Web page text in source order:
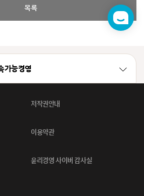
목록
챗
봇
가능경영
저작권안내
이용약관
윤리경영 사이버 감사실